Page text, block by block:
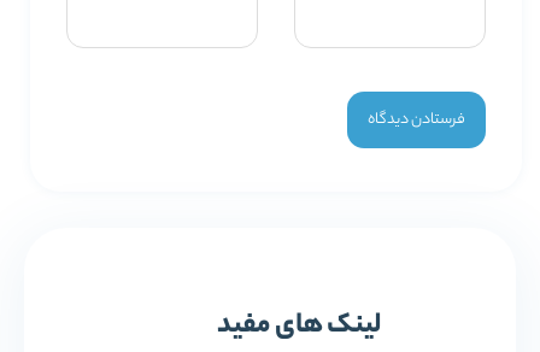
لینک های مفید